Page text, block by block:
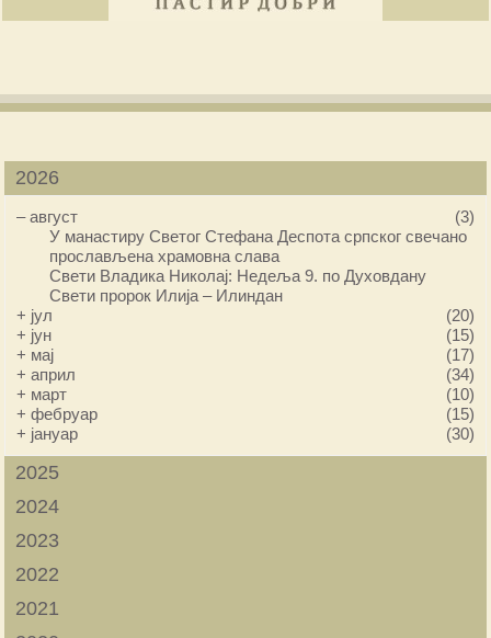
2026
–август
(3)
У манастиру Светог Стефана Деспота српског свечано
прослављена храмовна слава
Свети Владика Николај: Недеља 9. по Духовдану
Свети пророк Илија – Илиндан
+ јул
(20)
+ јун
(15)
+ мај
(17)
+април
(34)
+ март
(10)
+фебруар
(15)
+ јануар (30)
2025
2024
2023
2022
2021